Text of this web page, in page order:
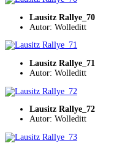
Lausitz Rallye_70
Autor: Wolleditt
Lausitz Rallye_71
Autor: Wolleditt
Lausitz Rallye_72
Autor: Wolleditt